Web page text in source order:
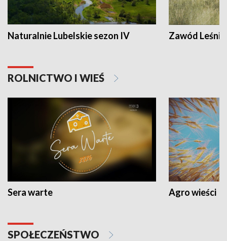
Naturalnie Lubelskie sezon IV Zawód Leśnik
ROLNICTWO I WIEŚ
Sera warte Agro wieści
SPOŁECZEŃSTWO